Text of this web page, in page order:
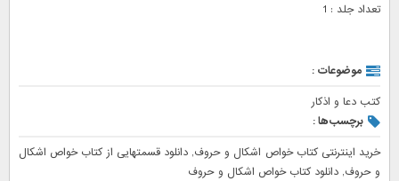
تعداد جلد : 1
موضوعات :
کتب دعا و اذکار
برچسب‌ها :
خرید اینترنتی کتاب خواص اشکال و حروف,دانلود قسمتهایی از کتاب خواص اشکال
و حروف, دانلود کتاب خواص اشکال و حروف